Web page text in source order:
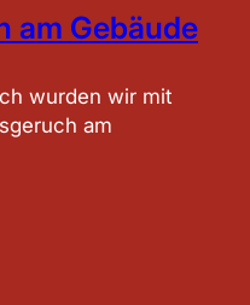
am Gebäude
wurden wir mit
am